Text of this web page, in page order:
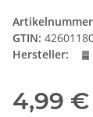
GTIN:
Hersteller:
4,99 €